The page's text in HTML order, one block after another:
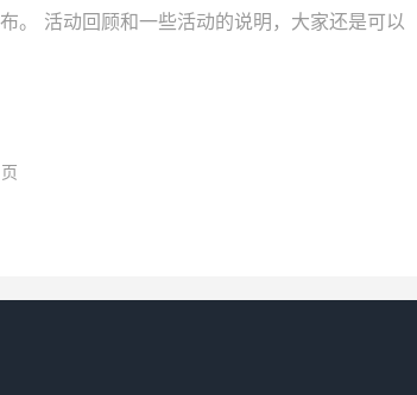
。 活动回顾和一些活动的说明，大家还是可以